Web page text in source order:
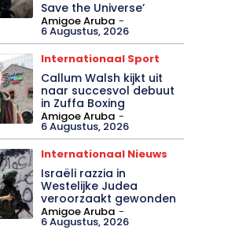
Save the Universe’
Amigoe Aruba -
6 Augustus, 2026
Internationaal Sport
Callum Walsh kijkt uit
naar succesvol debuut
in Zuffa Boxing
Amigoe Aruba -
6 Augustus, 2026
Internationaal Nieuws
Israëli razzia in
Westelijke Judea
veroorzaakt gewonden
Amigoe Aruba -
6 Augustus, 2026